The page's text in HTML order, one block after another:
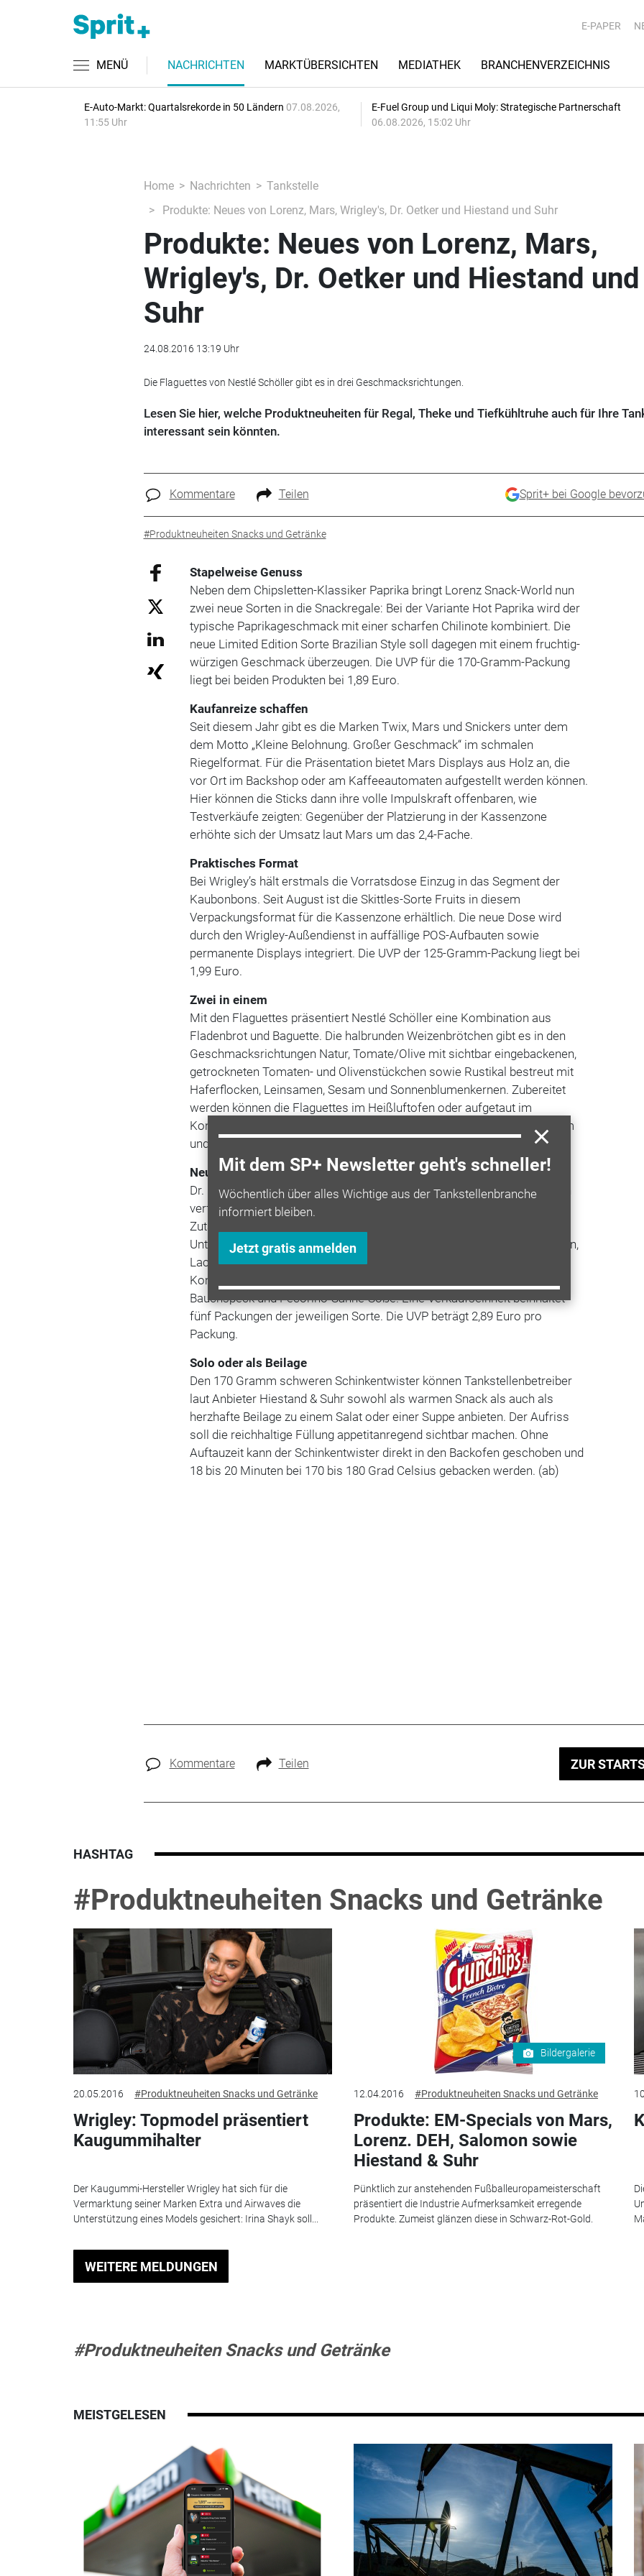
E-PAPER
MENÜ NACHRICHTEN MARKTÜBERSICHTEN MEDIATHEK BRANCHENVERZEICHNIS
E-Auto-Markt: Quartalsrekorde in 50 Ländern 07.08.2026,
11:55 Uhr
E-Fuel Group und Liqui Moly: Strategische Partnerschaft
06.08.2026, 15:02 Uhr
Home Nachrichten
Tankstelle
Produkte: Neues von Lorenz, Mars, Wrigley's, Dr. Oetker und Hiestand und Suhr
Produkte: Neues von Lorenz, Mars,
Wrigley's, Dr. Oetker und Hiestand und
Suhr
24.08.2016 13:19 Uhr
Die Flaguettes von Nestlé Schöller gibt es in drei Geschmacksrichtungen.
Lesen Sie hier, welche Produktneuheiten für Regal, Theke und Tiefkühltruhe auch für Ihre
interessant sein könnten.
Kommentare Teilen Sprit+ bei Google
#Produktneuheiten Snacks und Getränke
Mit dem SP+ Newsletter geht's schneller!
Wöchentlich über alles Wichtige aus der Tankstellenbranche
informiert bleiben.
Jetzt gratis anmelden
Stapelweise Genuss
Neben dem Chipsletten-Klassiker Paprika bringt Lorenz Snack-World nun
zwei neue Sorten in die Snackregale: Bei der Variante Hot Paprika wird der
typische Paprikageschmack mit einer scharfen Chilinote kombiniert. Die
neue Limited Edition Sorte Brazilian Style soll dagegen mit einem fruchtig-
würzigen Geschmack überzeugen. Die UVP für die 170-Gramm-Packung
liegt bei beiden Produkten bei 1,89 Euro.
Kaufanreize schaffen
Seit diesem Jahr gibt es die Marken Twix, Mars und Snickers unter dem
dem Motto „Kleine Belohnung. Großer Geschmack“ im schmalen
Riegelformat. Für die Präsentation bietet Mars Displays aus Holz an, die
vor Ort im Backshop oder am Kaffeeautomaten aufgestellt werden können.
Hier können die Sticks dann ihre volle Impulskraft offenbaren, wie
Testverkäufe zeigten: Gegenüber der Platzierung in der Kassenzone
erhöhte sich der Umsatz laut Mars um das 2,4-Fache.
Praktisches Format
Bei Wrigley’s hält erstmals die Vorratsdose Einzug in das Segment der
Kaubonbons. Seit August ist die Skittles-Sorte Fruits in diesem
Verpackungsformat für die Kassenzone erhältlich. Die neue Dose wird
durch den Wrigley-Außendienst in auffällige POS-Aufbauten sowie
permanente Displays integriert. Die UVP der 125-Gramm-Packung liegt bei
1,99 Euro.
Zwei in einem
Mit den Flaguettes präsentiert Nestlé Schöller eine Kombination aus
Fladenbrot und Baguette. Die halbrunden Weizenbrötchen gibt es in den
Geschmacksrichtungen Natur, Tomate/Olive mit sichtbar eingebackenen,
getrockneten Tomaten- und Olivenstückchen sowie Rustikal bestreut mit
Haferflocken, Leinsamen, Sesam und Sonnenblumenkernen. Zubereitet
werden können die Flaguettes im Heißluftofen oder aufgetaut im
Kontaktgrill. Eine Verpackungseinheit besteht aus 48 Stück à 100 Gramm
und kostet 29,30 Euro.
Neues Trio
Dr. Oetker hat das Pizza-Sortiment Tradizionale erweitert: Mit Knoblauch
verfeinerte Champignons und eine helle Pecorino-Sahne-Soße sind die
Zutaten der Tradizionale Funghi Bianca. Für Fisch-Fans bringt das
Unternehmen nun die Tradizionale Mista di Mare mit Thunfischstückchen,
Lachsfilet, Garnelen und Spinat auf Tomatensoße in die Tiefkühltruhe.
Komplettiert wird das Trio durch die Tradizionale Pancetta Delicata mit
Bauchspeck und Pecorino-Sahne-Soße. Eine Verkaufseinheit beinhaltet
fünf Packungen der jeweiligen Sorte. Die UVP beträgt 2,89 Euro pro
Packung.
Solo oder als Beilage
Den 170 Gramm schweren Schinkentwister können Tankstellen­betreiber
laut Anbieter Hiestand & Suhr sowohl als warmen Snack als auch als
herzhafte Beilage zu einem Salat oder einer Suppe anbieten. Der Aufriss
soll die reichhaltige Füllung appetitanregend sichtbar machen. Ohne
Auftauzeit kann der Schinkentwister direkt in den Backofen geschoben und
18 bis 20 Minuten bei 170 bis 180 Grad Celsius gebacken werden. (ab)
Kommentare Teilen ZUR
HASHTAG
#Produktneuheiten Snacks und Getränke
20.05.2016 #Produktneuheiten Snacks und Getränke
Wrigley: Topmodel präsentiert
Kaugummihalter
Der Kaugummi-Hersteller Wrigley hat sich für die
Vermarktung seiner Marken Extra und Airwaves die
Unterstützung eines Models gesichert: Irina Shayk soll...
Bildergalerie
12.04.2016 #Produktneuheiten Snacks und Getränke
Produkte: EM-Specials von Mars,
Lorenz. DEH, Salomon sowie
Hiestand & Suhr
Pünktlich zur anstehenden Fußballeuropameisterschaft
präsentiert die Industrie Aufmerksamkeit erregende
Produkte. Zumeist glänzen diese in Schwarz-Rot-Gold.
WEITERE MELDUNGEN
#Produktneuheiten Snacks und Getränke
MEISTGELESEN